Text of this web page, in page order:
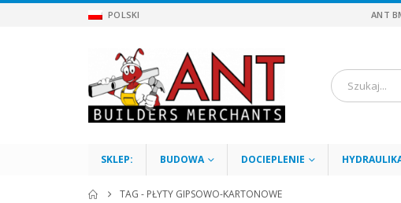
POLSKI ANT
SKLEP: BUDOWA DOCIEPLENIE
TAG - PŁYTY GIPSOWO-KARTONOWE